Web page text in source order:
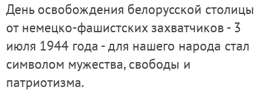
День освобождения белорусской столицы
от немецко-фашистских захватчиков - 3
июля 1944 года - для нашего народа стал
символом мужества, свободы и
патриотизма.